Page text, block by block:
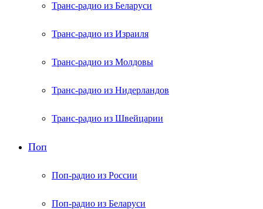
Транс-радио из Беларуси
Транс-радио из Израиля
Транс-радио из Молдовы
Транс-радио из Нидерландов
Транс-радио из Швейцарии
Поп
Поп-радио из России
Поп-радио из Беларуси